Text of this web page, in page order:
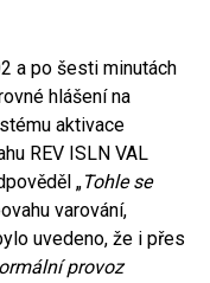
a po šesti minutách
hlášení na
aktivace
REV ISLN VAL
„Tohle se
varování,
uvedeno, že i přes
provoz